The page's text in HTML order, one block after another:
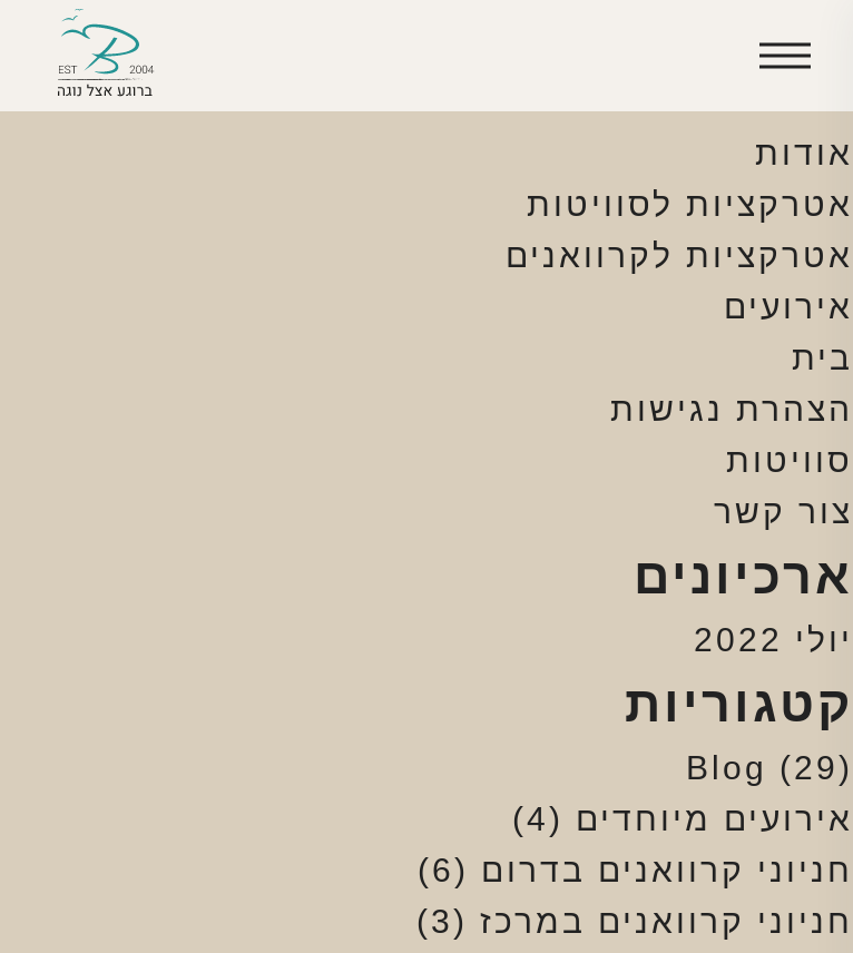
אודות
אטרקציות לסוויטות
אטרקציות לקרוואנים
אירועים
בית
הצהרת נגישות
סוויטות
צור קשר
ארכיונים
יולי 2022
קטגוריות
Blog (29)
אירועים מיוחדים (4)
חניוני קרוואנים בדרום (6)
חניוני קרוואנים במרכז (3)